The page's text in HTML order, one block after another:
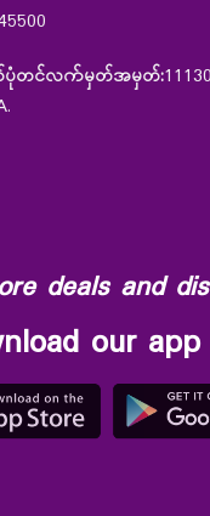
မှတ်ပုံတင်လက်မှတ်အမှတ်:
deals and
our